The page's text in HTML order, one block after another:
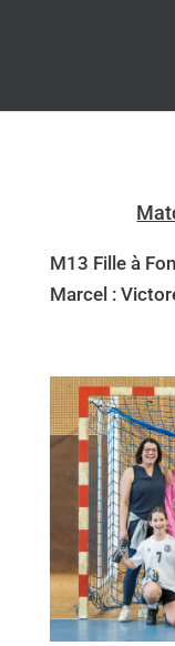
M13 Fille à
Marcel :